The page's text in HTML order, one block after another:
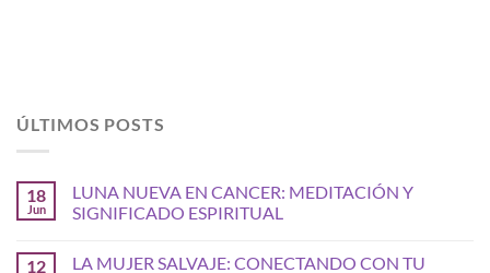
ÚLTIMOS POSTS
18
Jun
LUNA NUEVA EN CANCER: MEDITACIÓN Y
SIGNIFICADO ESPIRITUAL
12
LA MUJER SALVAJE: CONECTANDO CON TU